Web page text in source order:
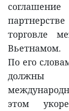
торговле
Вьетнамом.
По его
должны
этом